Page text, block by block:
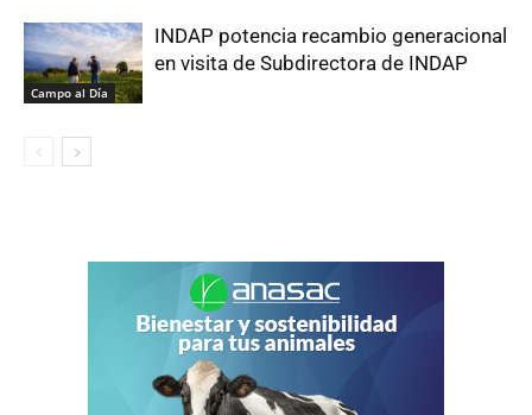
Campo al Día
INDAP potencia recambio generacional
en visita de Subdirectora de INDAP